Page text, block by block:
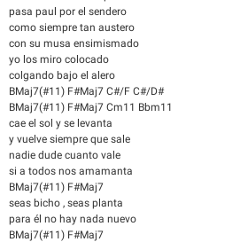
pasa paul por el sendero
como siempre tan austero
con su musa ensimismado
yo los miro colocado
colgando bajo el alero
BMaj7(#11) F#Maj7 C#/F C#/D#
BMaj7(#11) F#Maj7 Cm11 Bbm11
cae el sol y se levanta
y vuelve siempre que sale
nadie dude cuanto vale
si a todos nos amamanta
BMaj7(#11) F#Maj7
seas bicho , seas planta
para él no hay nada nuevo
BMaj7(#11) F#Maj7